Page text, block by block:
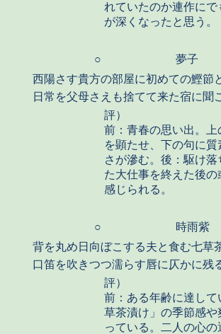
れていたのか連作に
が深くなったと思う。
○
夢子
西陽さす貴方の部屋に初めての鰹節
日常を父母さえも捨てて来た宿に聞
評）
前：青春の思い出。
を顕たせ、下の句に
さが滲む。後：駆け
た大仕事を終えた後
感じられる。
○
時雨紫
背を丸め日向ぼこする夫と食む七草
口笛を吹きつつ濡らす唇に仄かに残
評）
前：ある年齢に達し
草茶漬け」の季節感
っている。二人の心